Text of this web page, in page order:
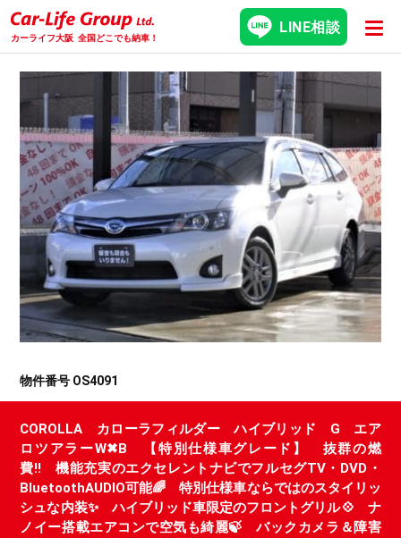
カーライフ大阪 全国どこでも納車！
LINE相談
物件番号 OS4091
COROLLA カローラフィルダー ハイブリッド G エア
ロツアラーW✖B 【特別仕様車グレード】 抜群の燃
費!! 機能充実のエクセレントナビでフルセグTV・DVD・
BluetoothAUDIO可能🌈 特別仕様車ならではのスタイリッ
シュな内装✨ ハイブリッド車限定のフロントグリル💠 ナ
ノイー搭載エアコンで空気も綺麗🍃 バックカメラ＆障害